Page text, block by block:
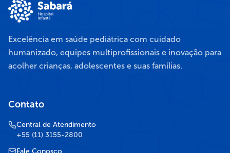
Excelência em saúde pediátrica com cuidado
humanizado, equipes multiprofissionais e inovação para
acolher crianças, adolescentes e suas famílias.
Contato
Central de Atendimento
+55 (11) 3155-2800
Fale Conosco